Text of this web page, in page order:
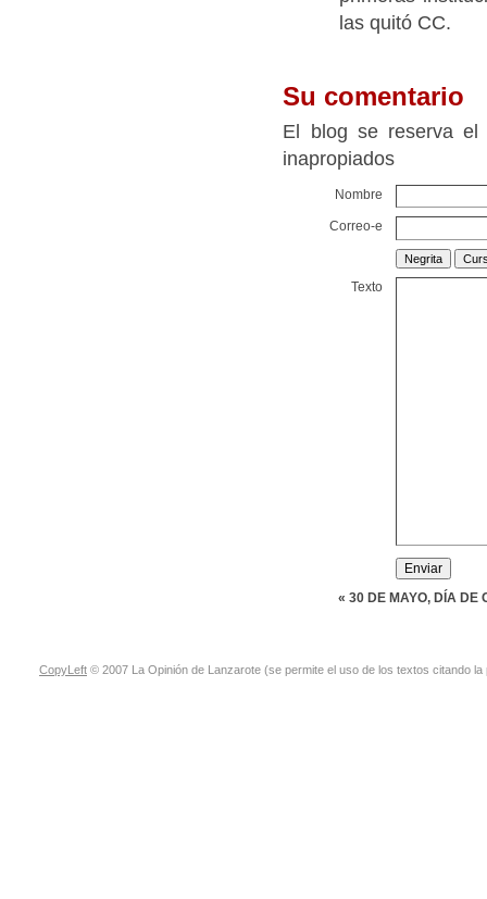
las quitó CC.
Su comentario
El blog se reserva el
inapropiados
Nombre
Correo-e
Texto
« 30 DE MAYO, DÍA DE
CopyLeft © 2007 La Opinión de Lanzarote (se permite el uso de los textos citando